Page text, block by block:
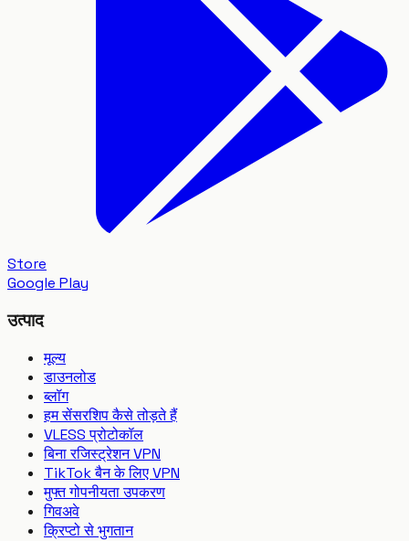
Store
Google Play
उत्पाद
मूल्य
डाउनलोड
ब्लॉग
हम सेंसरशिप कैसे तोड़ते हैं
VLESS प्रोटोकॉल
बिना रजिस्ट्रेशन VPN
TikTok बैन के लिए VPN
मुफ्त गोपनीयता उपकरण
गिवअवे
क्रिप्टो से भुगतान